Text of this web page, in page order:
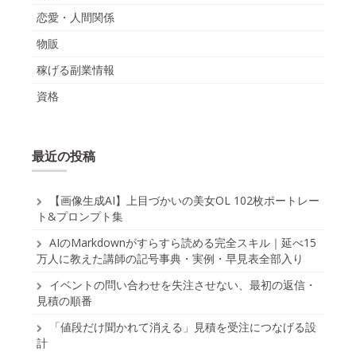
恋愛・人間関係
物販
稼げる副業情報
資格
最近の投稿
【画像生成AI】上目づかいの美女OL 102枚ポートレー
ト&プロンプト集
AIのMarkdownがすらすら読める完全スキル｜延べ15
万人に教えた講師の記号事典・実例・早見表全部入り
イベントの問い合わせを失注させない、最初の返信・
見積の順番
「値段だけ聞かれて消える」見積を受注につなげる設
計